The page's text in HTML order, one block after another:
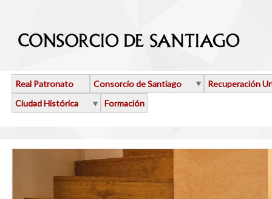
Real Patronato Consorcio de Santiago
Recuperación
Ciudad Histórica
Formación